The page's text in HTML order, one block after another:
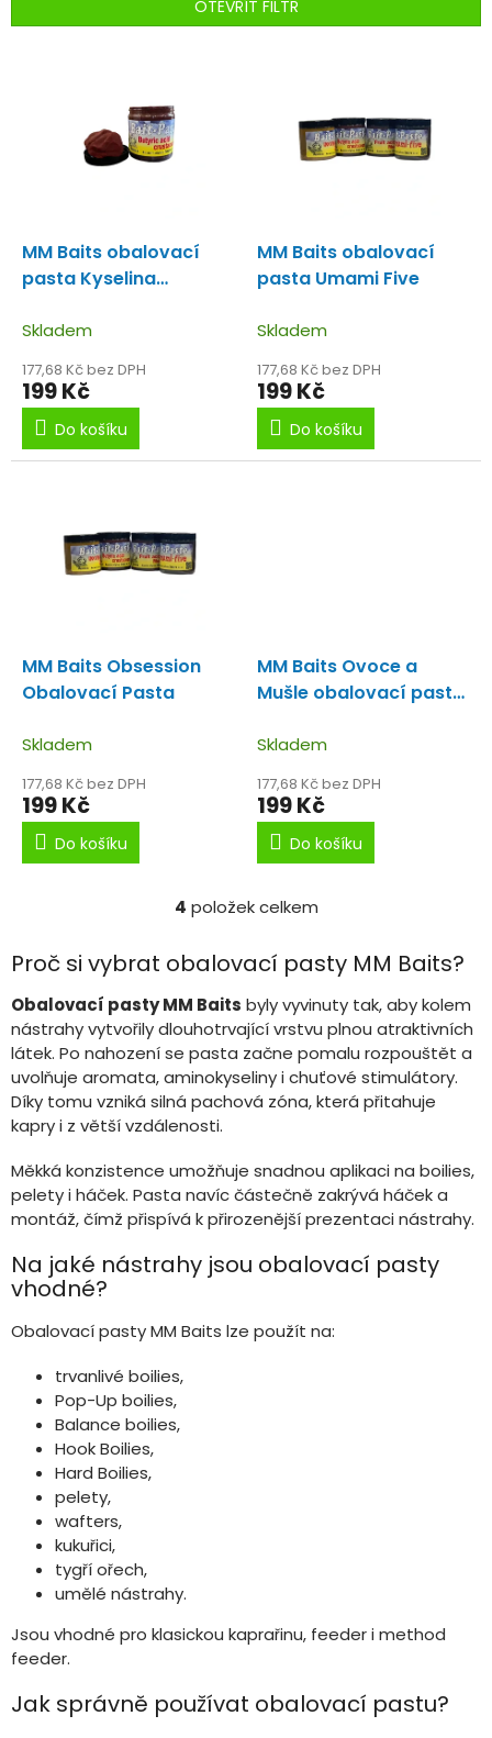
í OTEVŘÍT FILTR
dMM Baits obalovací
pasta Kyselina
Skladem
177,68 Kč bez DPH
199 Kč
Do košíku
MM Baits obalovací
pasta Umami Five
Skladem
177,68 Kč bez DPH
199 Kč
Do košíku
MM Baits Obsession
Obalovací Pasta
Skladem
177,68 Kč bez DPH
199 Kč
Do košíku
MM Baits Ovoce a
Mušle obalovací pasta
Skladem
177,68 Kč bez DPH
199 Kč
Do košíku
O
l
á
d
a
c
í
p
r
y
v
ý
p
s
4 položek celkem
Proč si vybrat obalovací pasty MM Baits?
Obalovací pasty MM Baits byly vyvinuty tak, aby kolem
nástrahy vytvořily dlouhotrvající vrstvu plnou atraktivních
látek. Po nahození se pasta začne pomalu rozpouštět a
uvolňuje aromata, aminokyseliny i chuťové stimulátory.
Díky tomu vzniká silná pachová zóna, která přitahuje
kapry i z větší vzdálenosti.
Měkká konzistence umožňuje snadnou aplikaci na boilies,
pelety i háček. Pasta navíc částečně zakrývá háček a
montáž, čímž přispívá k přirozenější prezentaci nástrahy.
Na jaké nástrahy jsou obalovací pasty
vhodné?
Obalovací pasty MM Baits lze použít na:
trvanlivé boilies,
Pop-Up boilies,
Balance boilies,
Hook Boilies,
Hard Boilies,
pelety,
wafters,
kukuřici,
tygří ořech,
umělé nástrahy.
Jsou vhodné pro klasickou kaprařinu, feeder i method
feeder.
Jak správně používat obalovací pastu?